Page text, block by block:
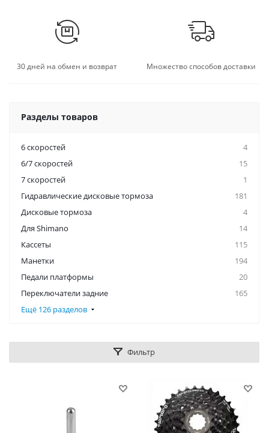
30 дней на обмен и возврат Множество способов доставки
Разделы товаров
6 скоростей
4
6/7 скоростей
15
7 скоростей
1
Гидравлические дисковые тормоза
181
Дисковые тормоза
4
Для Shimano
14
Кассеты
115
Манетки
194
Педали платформы
20
Переключатели задние
165
Ещё 126 разделов
Фильтр